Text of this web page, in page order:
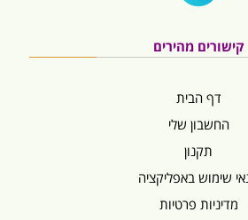
קישורים מהירים
דף הבית
החשבון שלי
תקנון
שימוש באפליקציה
מדיניות פרטיות